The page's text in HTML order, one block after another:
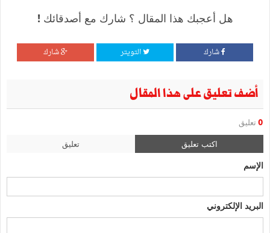
هل أعجبك هذا المقال ؟ شارك مع أصدقائك !
شارك التويتر شارك
أضف تعليق على هذا المقال
0 تعليق
اكتب تعليق تعليق
الإسم
البريد الإلكتروني